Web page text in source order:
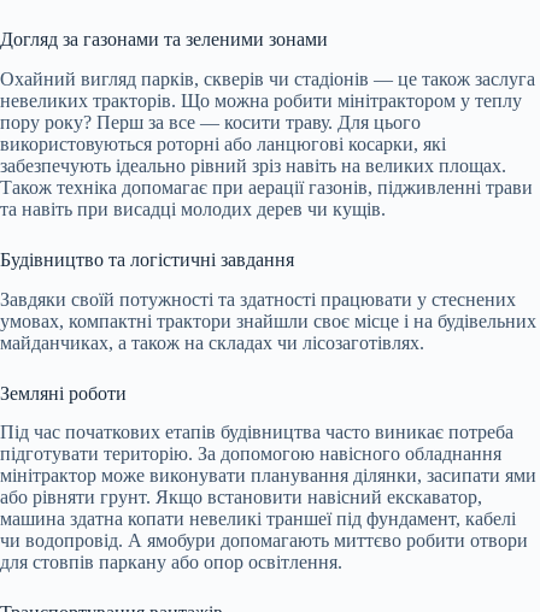
Догляд за газонами та зеленими зонами
Охайний вигляд парків, скверів чи стадіонів — це також заслуга
невеликих тракторів. Що можна робити мінітрактором у теплу
пору року? Перш за все — косити траву. Для цього
використовуються роторні або ланцюгові косарки, які
забезпечують ідеально рівний зріз навіть на великих площах.
Також техніка допомагає при аерації газонів, підживленні трави
та навіть при висадці молодих дерев чи кущів.
Будівництво та логістичні завдання
Завдяки своїй потужності та здатності працювати у стеснених
умовах, компактні трактори знайшли своє місце і на будівельних
майданчиках, а також на складах чи лісозаготівлях.
Земляні роботи
Під час початкових етапів будівництва часто виникає потреба
підготувати територію. За допомогою навісного обладнання
мінітрактор може виконувати планування ділянки, засипати ями
або рівняти грунт. Якщо встановити навісний екскаватор,
машина здатна копати невеликі траншеї під фундамент, кабелі
чи водопровід. А ямобури допомагають миттєво робити отвори
для стовпів паркану або опор освітлення.